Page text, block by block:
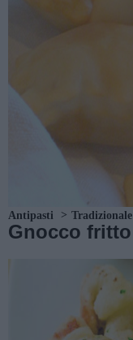
Antipasti Tradizionale
Gnocco fritto